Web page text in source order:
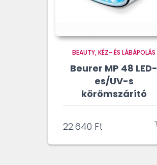
BEAUTY KÉZ- ÉS LÁBÁPOLÁS
Beurer MP 48 LED-
es/UV-s
körömszárító
22.640 Ft